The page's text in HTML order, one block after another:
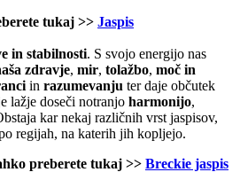
tukaj >> Jaspis
in stabilnosti. S svojo energijo nas
zdravje, mir, tolažbo, moč in
in razumevanju ter daje občutek
lažje doseči notranjo harmonijo,
kar nekaj različnih vrst jaspisov,
regijah, na katerih jih kopljejo.
preberete tukaj >> Breckie jaspis